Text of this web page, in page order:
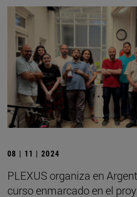
08 | 11 | 2024
PLEXUS organiza en
curso enmarcado en el